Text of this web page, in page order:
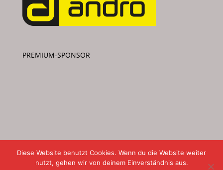
PREMIUM-SPONSOR
Copyright: TTV Waltrop 99 e.V. 2020-2026 •
Diese Website benutzt Cookies. Wenn du die Website weiter
nutzt, gehen wir von deinem Einverständnis aus.